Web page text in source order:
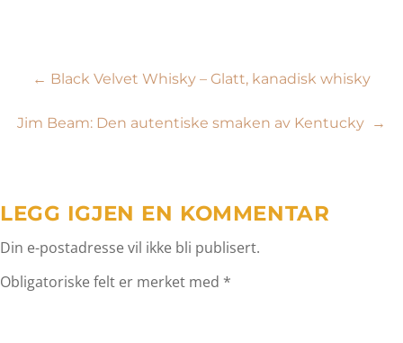
Innleggsnavigasjon
← Black Velvet Whisky – Glatt, kanadisk whisky
Jim Beam: Den autentiske smaken av Kentucky →
LEGG IGJEN EN KOMMENTAR
Din e-postadresse vil ikke bli publisert.
Obligatoriske felt er merket med *